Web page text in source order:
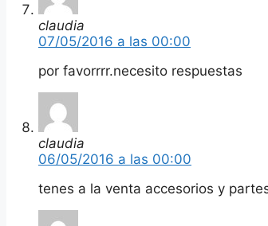
claudia
07/05/2016 a las 00:00
por favorrrr.necesito respuestas
claudia
06/05/2016 a las 00:00
tenes a la venta accesorios y